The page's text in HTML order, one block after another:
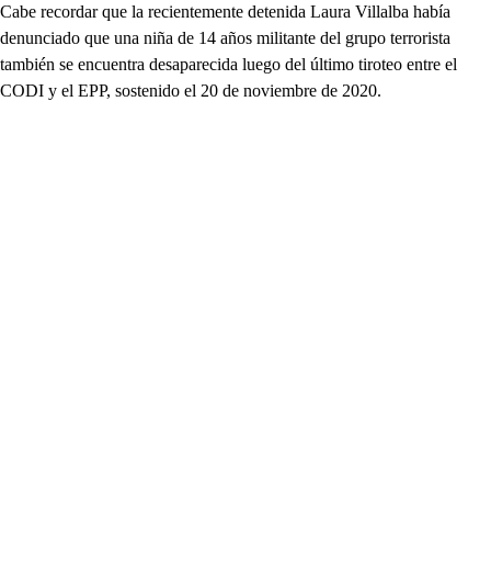
Cabe recordar que la recientemente detenida Laura Villalba había
denunciado que una niña de 14 años militante del grupo terrorista
también se encuentra desaparecida luego del último tiroteo entre el
CODI y el EPP, sostenido el 20 de noviembre de 2020.